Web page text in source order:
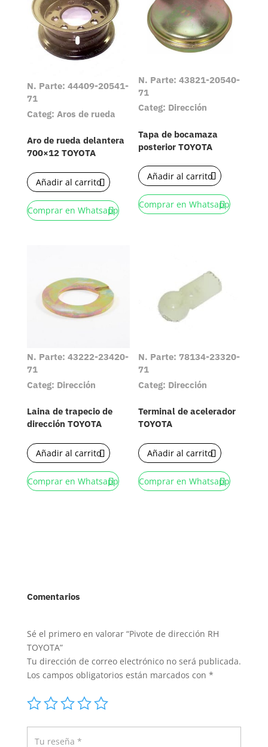
N. Parte: 44409-20541-
71
Categ: Aros de rueda
Aro de rueda delantera
700×12 TOYOTA
Añadir al carrito
Comprar en Whatsapp
N. Parte: 43821-20540-
71
Categ: Dirección
Tapa de bocamaza
posterior TOYOTA
Añadir al carrito
Comprar en Whatsapp
N. Parte: 43222-23420-
71
Categ: Dirección
Laina de trapecio de
dirección TOYOTA
Añadir al carrito
Comprar en Whatsapp
N. Parte: 78134-23320-
71
Categ: Dirección
Terminal de acelerador
TOYOTA
Añadir al carrito
Comprar en Whatsapp
Comentarios
Sé el primero en valorar “Pivote de dirección RH
TOYOTA”
Tu dirección de correo electrónico no será publicada.
Los campos obligatorios están marcados con *